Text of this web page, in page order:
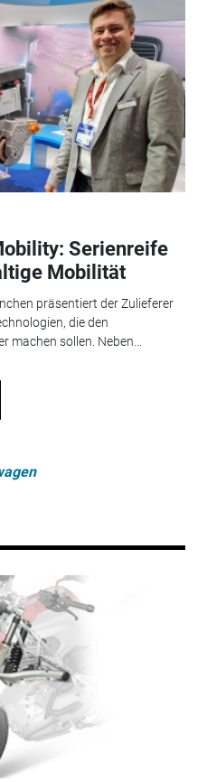
Serienreife
Mobilität
präsentiert der Zulieferer
die den
sollen. Neben...